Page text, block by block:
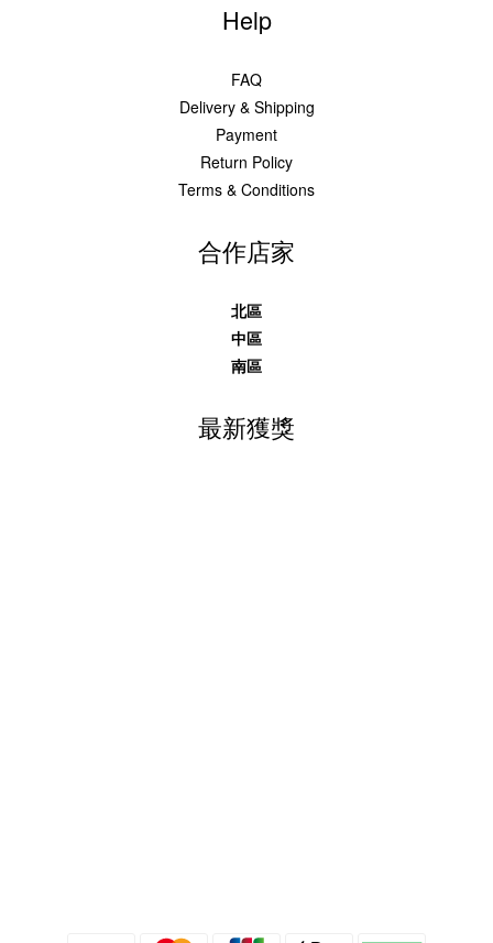
Help
FAQ
Delivery & Shipping
Payment
Return Policy
Terms & Conditions
合作店家
北區
中區
南區
最新獲獎